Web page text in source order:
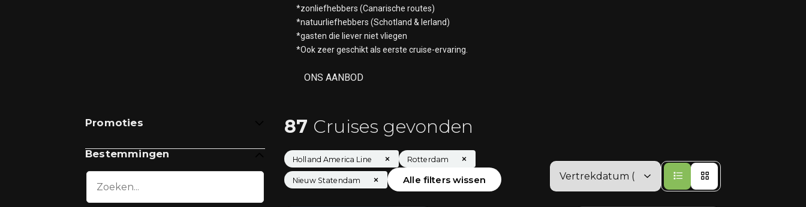
*zonliefhebbers (Canarische routes)
*natuurliefhebbers (Schotland & Ierland)
*gasten die liever niet vliegen
*Ook zeer geschikt als eerste cruise-ervaring.
ONS AANBOD